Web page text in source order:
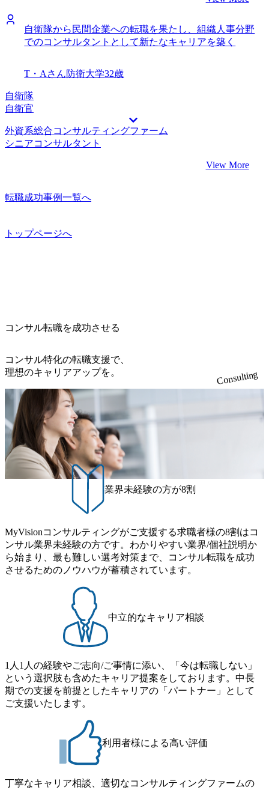
自衛隊から民間企業への転職を果たし、組織人事分野
でのコンサルタントとして新たなキャリアを築く
T・Aさん防衛大学32歳
自衛隊
自衛官
外資系総合コンサルティングファーム
シニアコンサルタント
View More
転職成功事例一覧へ
トップページへ
コンサル転職を成功させる
コンサル特化の転職支援で、
理想のキャリアアップを。
Consulting
業界未経験の方が8割
MyVisionコンサルティングがご支援する求職者様の8割はコ
ンサル業界未経験の方です。わかりやすい業界/個社説明か
ら始まり、最も難しい選考対策まで、コンサル転職を成功
させるためのノウハウが蓄積されています。
中立的なキャリア相談
1人1人の経験やご志向/ご事情に添い、「今は転職しない」
という選択肢も含めたキャリア提案をしております。中長
期での支援を前提としたキャリアの「パートナー」として
ご支援いたします。
利用者様による高い評価
丁寧なキャリア相談、適切なコンサルティングファームの